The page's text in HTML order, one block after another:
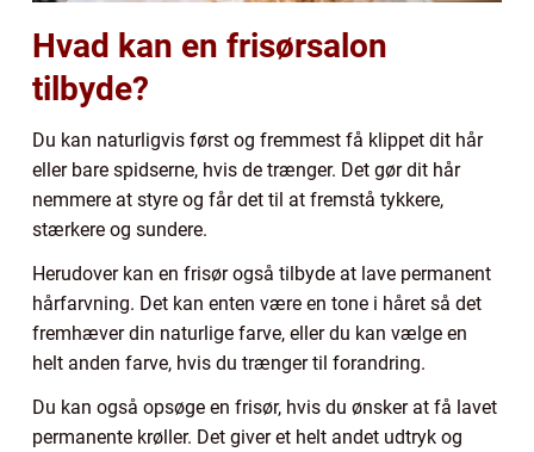
Hvad kan en frisørsalon
tilbyde?
Du kan naturligvis først og fremmest få klippet dit hår
eller bare spidserne, hvis de trænger. Det gør dit hår
nemmere at styre og får det til at fremstå tykkere,
stærkere og sundere.
Herudover kan en frisør også tilbyde at lave permanent
hårfarvning. Det kan enten være en tone i håret så det
fremhæver din naturlige farve, eller du kan vælge en
helt anden farve, hvis du trænger til forandring.
Du kan også opsøge en frisør, hvis du ønsker at få lavet
permanente krøller. Det giver et helt andet udtryk og